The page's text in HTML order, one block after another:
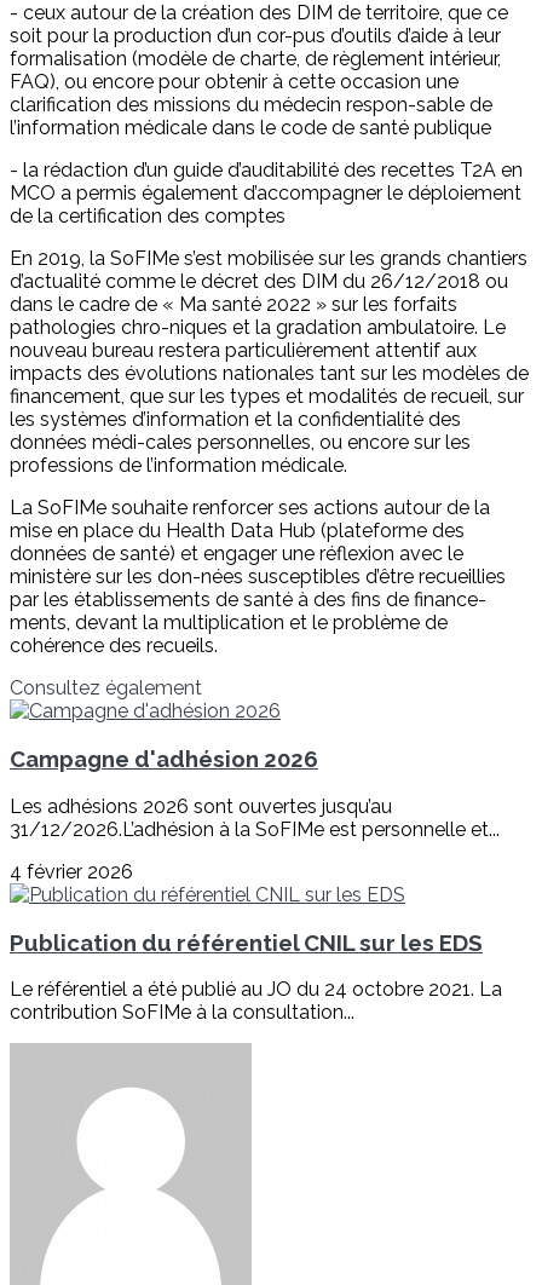
- ceux autour de la création des DIM de territoire, que ce
soit pour la production d’un cor-pus d’outils d’aide à leur
formalisation (modèle de charte, de règlement intérieur,
FAQ), ou encore pour obtenir à cette occasion une
clarification des missions du médecin respon-sable de
l’information médicale dans le code de santé publique
- la rédaction d’un guide d’auditabilité des recettes T2A en
MCO a permis également d’accompagner le déploiement
de la certification des comptes
En 2019, la SoFIMe s’est mobilisée sur les grands chantiers
d’actualité comme le décret des DIM du 26/12/2018 ou
dans le cadre de « Ma santé 2022 » sur les forfaits
pathologies chro-niques et la gradation ambulatoire. Le
nouveau bureau restera particulièrement attentif aux
impacts des évolutions nationales tant sur les modèles de
financement, que sur les types et modalités de recueil, sur
les systèmes d’information et la confidentialité des
données médi-cales personnelles, ou encore sur les
professions de l’information médicale.
La SoFIMe souhaite renforcer ses actions autour de la
mise en place du Health Data Hub (plateforme des
données de santé) et engager une réflexion avec le
ministère sur les don-nées susceptibles d’être recueillies
par les établissements de santé à des fins de finance-
ments, devant la multiplication et le problème de
cohérence des recueils.
Consultez également
Campagne d'adhésion 2026
Les adhésions 2026 sont ouvertes jusqu’au
31/12/2026.L’adhésion à la SoFIMe est personnelle et...
4 février 2026
Publication du référentiel CNIL sur les EDS
Le référentiel a été publié au JO du 24 octobre 2021. La
contribution SoFIMe à la consultation...